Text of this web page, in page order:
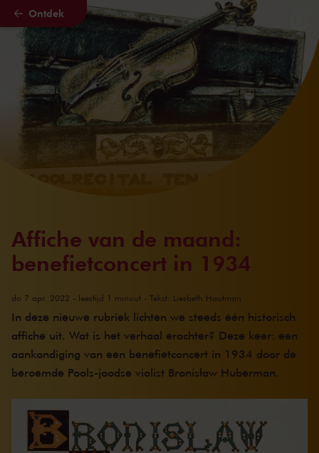
Naar hoofdcontent
Ontdek
Affiche van de maand:
benefietconcert in 1934
do 7 apr. 2022 - leestijd 1 minuut - Tekst: Liesbeth Houtman
In deze nieuwe rubriek lichten we steeds één historisch
affiche uit. Wat is het verhaal erachter? Deze keer: een
aankondiging van een benefietconcert in 1934 door de
beroemde Pools-joodse violist Bronisław Huberman.